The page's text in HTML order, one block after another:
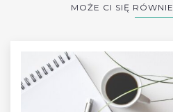
MOŻE CI SIĘ